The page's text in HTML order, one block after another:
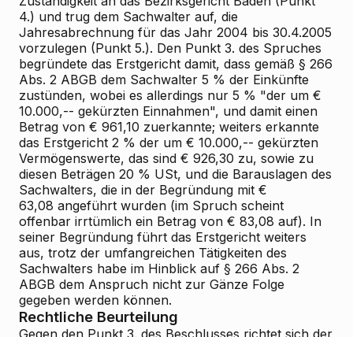
4.) und trug dem Sachwalter auf, die
Jahresabrechnung für das Jahr 2004 bis 30.4.2005
vorzulegen (Punkt 5.). Den Punkt 3. des Spruches
begründete das Erstgericht damit, dass gemäß § 266
Abs. 2 ABGB dem Sachwalter 5 % der Einkünfte
zustünden, wobei es allerdings nur 5 % "der um €
10.000,-- gekürzten Einnahmen", und damit einen
Betrag von € 961,10 zuerkannte; weiters erkannte
das Erstgericht 2 % der um € 10.000,-- gekürzten
Vermögenswerte, das sind € 926,30 zu, sowie zu
diesen Beträgen 20 % USt, und die Barauslagen des
Sachwalters, die in der Begründung mit €
63,08 angeführt wurden (im Spruch scheint
offenbar irrtümlich ein Betrag von € 83,08 auf). In
seiner Begründung führt das Erstgericht weiters
aus, trotz der umfangreichen Tätigkeiten des
Sachwalters habe im Hinblick auf § 266 Abs. 2
ABGB dem Anspruch nicht zur Gänze Folge
gegeben werden können.
Rechtliche Beurteilung
Gegen den Punkt 3. des Beschlusses richtet sich der